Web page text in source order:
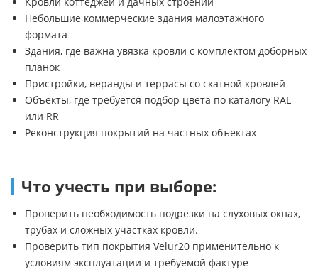
Небольшие коммерческие здания малоэтажного
формата
Здания, где важна увязка кровли с комплектом доборных
планок
Пристройки, веранды и террасы со скатной кровлей
Объекты, где требуется подбор цвета по каталогу RAL
или RR
Реконструкция покрытий на частных объектах
Что учесть при выборе:
Проверить необходимость подрезки на слуховых окнах,
трубах и сложных участках кровли.
Проверить тип покрытия Velur20 применительно к
условиям эксплуатации и требуемой фактуре